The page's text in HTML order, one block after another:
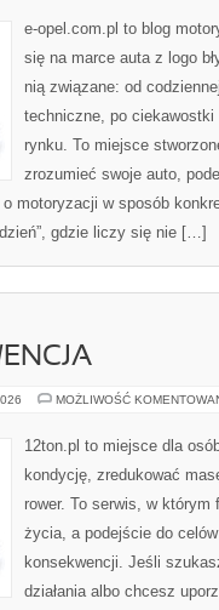
e-opel.com.pl to blog
się na marce auta z logo
nią związane: od
techniczne, po
rynku. To miejsce
zrozumieć swoje auto,
motoryzacji w sposób
gdzie liczy się nie […]
MOŻLIWOŚĆ
12ton.pl to miejsce dla
kondycję, zredukować
rower. To serwis, w którym
życia, a podejście do
konsekwencji. Jeśli
działania albo chcesz